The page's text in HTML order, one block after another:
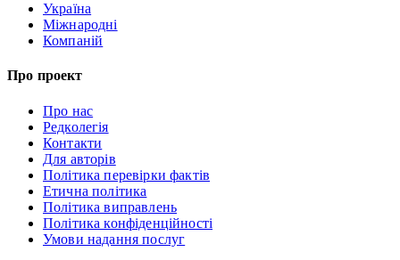
Україна
Міжнародні
Компаній
Про проект
Про нас
Редколегія
Контакти
Для авторів
Політика перевірки фактів
Етична політика
Політика виправлень
Політика конфіденційності
Умови надання послуг